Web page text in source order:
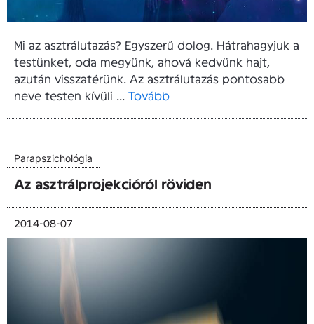
Mi az asztrálutazás? Egyszerű dolog. Hátrahagyjuk a
testünket, oda megyünk, ahová kedvünk hajt,
azután visszatérünk. Az asztrálutazás pontosabb
neve testen kívüli ... Tovább
Parapszichológia
Az asztrálprojekcióról röviden
2014-08-07